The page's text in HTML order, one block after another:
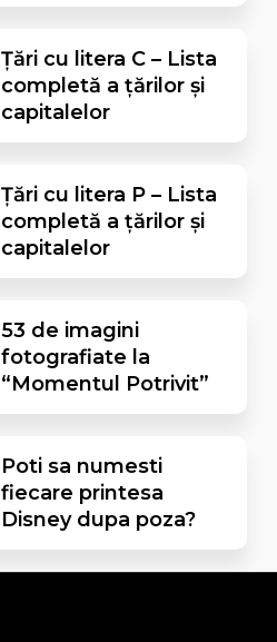
Țări cu litera C – Lista
completă a țărilor și
capitalelor
Țări cu litera P – Lista
completă a țărilor și
capitalelor
53 de imagini
fotografiate la
“Momentul Potrivit”
Poti sa numesti
fiecare printesa
Disney dupa poza?